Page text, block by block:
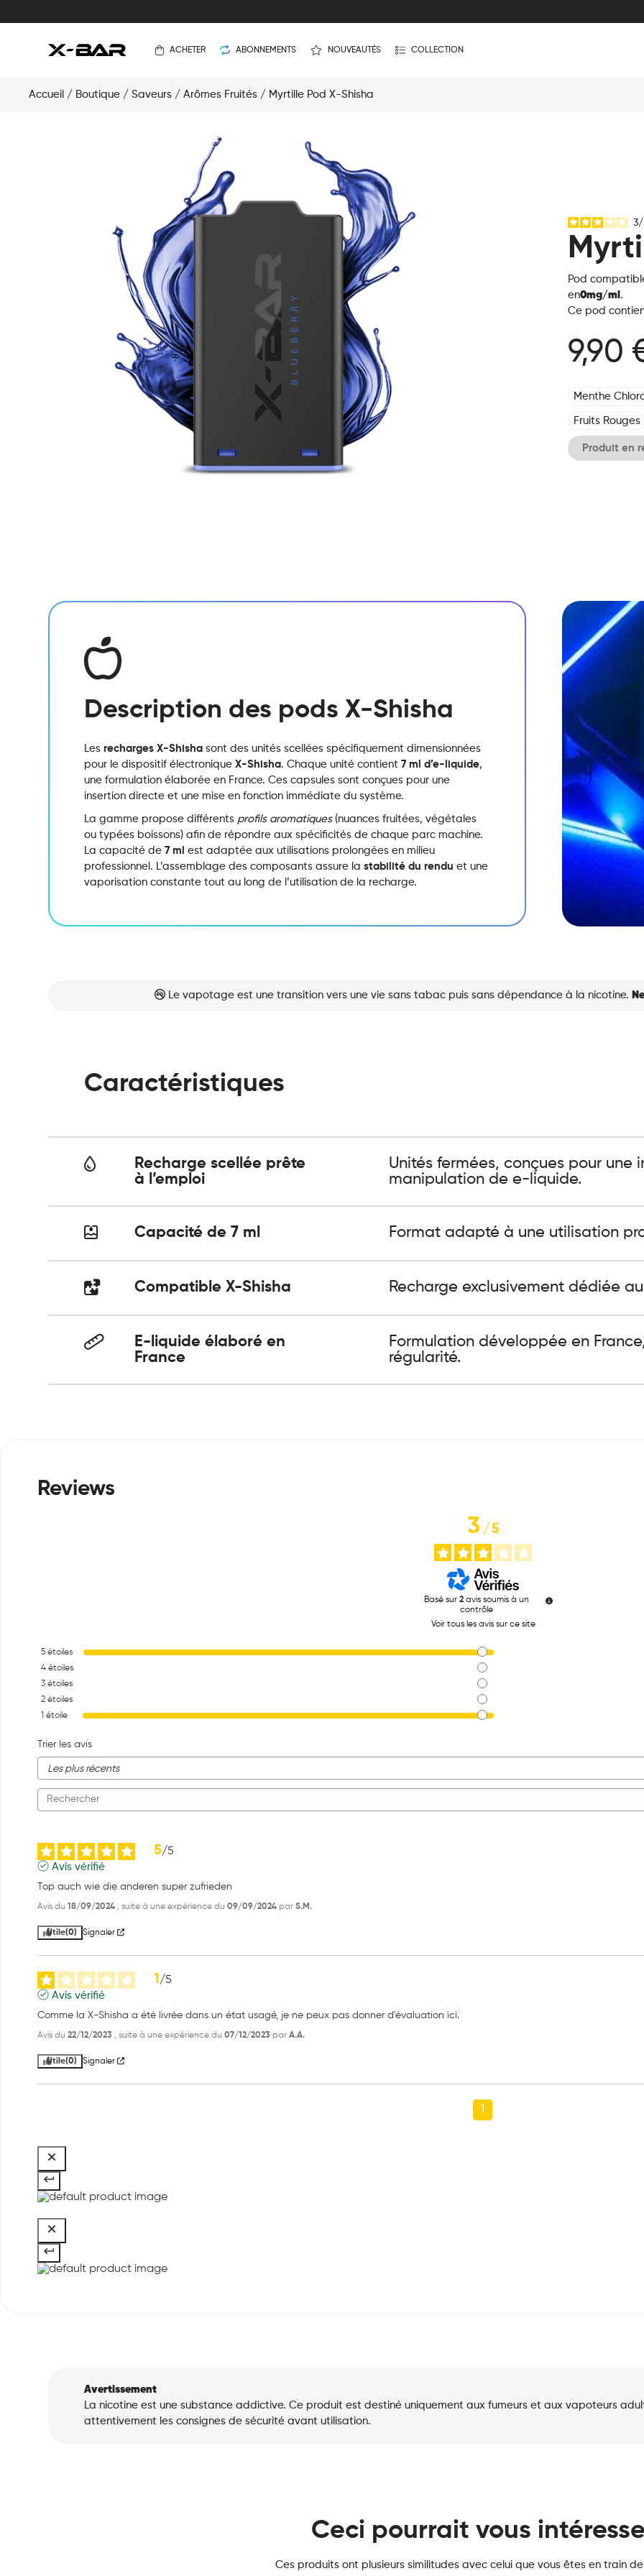
ACHETER ABONNEMENTS NOUVEAUTÉS COLLECTION
Accueil / Boutique / Saveurs / Arômes Fruités / Myrtille Pod X-Shisha
3/
Pod
en0mg/ml .
Ce pod
9,90
Menthe
Fruits Rouges
Produit en
Description des pods X-Shisha
Lesrecharges X-Shisha sont des unités scellées spécifiquement dimensionnées
pour le dispositif électroniqueX-Shisha. Chaque unité contient7 ml d’e-liquide,
une formulation élaborée en France. Ces capsules sont conçues pour une
insertion directe et une mise en fonction immédiate du système.
La gamme propose différents profils aromatiques(nuances fruitées, végétales
ou typées boissons) afin de répondre aux spécificités de chaque parc machine.
La capacité de7 ml est adaptée aux utilisations prolongées en milieu
professionnel. L’assemblage des composants assure lastabilité du rendu et une
vaporisation constante tout au long de l’utilisation de la recharge.
Le vapotage est une transition vers une vie sans tabac puis sans dépendance à la nicotine.
Caractéristiques
Recharge scellée prête
à l’emploi
Unités fermées, conçues pour une
manipulation de e-liquide.
Capacité de 7 ml Format adapté à une utilisation
Compatible X-Shisha Recharge exclusivement dédiée
E-liquide élaboré en
France
Formulation développée en
régularité.
3/5
Basé sur 2 avis soumis à un
contrôle
Voir tous les avis sur ce site
5 étoiles
4 étoiles
3 étoiles
2 étoiles
1 étoile
Trier les avis
5/5
Avis vérifié
Top auch wie die anderen super zufrieden
Avis du 18/09/2024 , suite à une expérience du 09/09/2024 par S.M.
Utile(0) Signaler
1 /5
Avis vérifié
Comme la X-Shisha a été livrée dans un état usagé, je ne peux pas donner d'évaluation ici.
Avis du 22/12/2023 , suite à une expérience du 07/12/2023 par A.A.
Utile(0) Signaler
1
Avertissement
La nicotine est une substance addictive. Ce produit est destiné uniquement aux fumeurs et aux vapoteurs
attentivement les consignes de sécurité avant utilisation.
Ceci pourrait vous
Ces produits ont plusieurs similitudes avec celui que vous êtes en train